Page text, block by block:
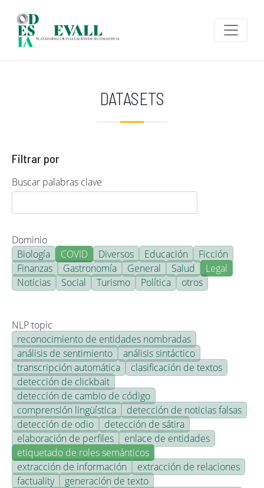
DATASETS
Filtrar por
Buscar palabras clave
Dominio
Biología
COVID Diversos Educación
Ficción
Finanzas
Gastronomía General Salud
Legal
Noticias
Social Turismo Política otros
NLP topic
reconocimiento de entidades nombradas
análisis de sentimiento
análisis sintáctico
transcripción automática
clasificación de textos
detección de clickbait
detección de cambio de código
comprensión lingüística
detección de noticias falsas
detección de odio
detección de sátira
elaboración de perfiles
enlace de entidades
etiquetado de roles semánticos
extracción de información
extracción de relaciones
factuality
generación de texto